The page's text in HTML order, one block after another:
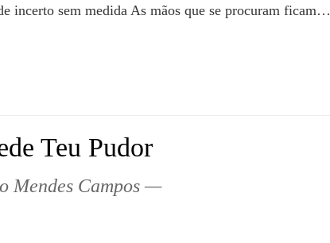
incerto sem medida As mãos que se procuram ficam…
Teu Pudor
Mendes Campos